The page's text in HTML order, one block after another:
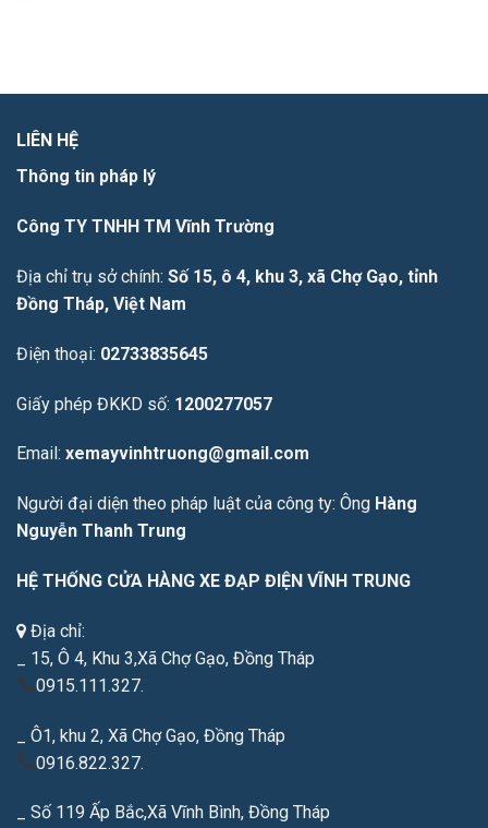
LIÊN HỆ
Thông tin pháp lý
Công TY TNHH TM Vĩnh Trường
Địa chỉ trụ sở chính: Số 15, ô 4, khu 3, xã Chợ Gạo, tỉnh
Đồng Tháp, Việt Nam
Điện thoại: 02733835645
Giấy phép ĐKKD số: 1200277057
Email: xemayvinhtruong@gmail.com
Người đại diện theo pháp luật của công ty: Ông Hàng
Nguyễn Thanh Trung
HỆ THỐNG CỬA HÀNG XE ĐẠP ĐIỆN VĨNH TRUNG
Địa chỉ:
_ 15, Ô 4, Khu 3,Xã Chợ Gạo, Đồng Tháp
0915.111.327.
_ Ô1, khu 2, Xã Chợ Gạo, Đồng Tháp
0916.822.327.
_ Số 119 Ấp Bắc,Xã Vĩnh Bình, Đồng Tháp